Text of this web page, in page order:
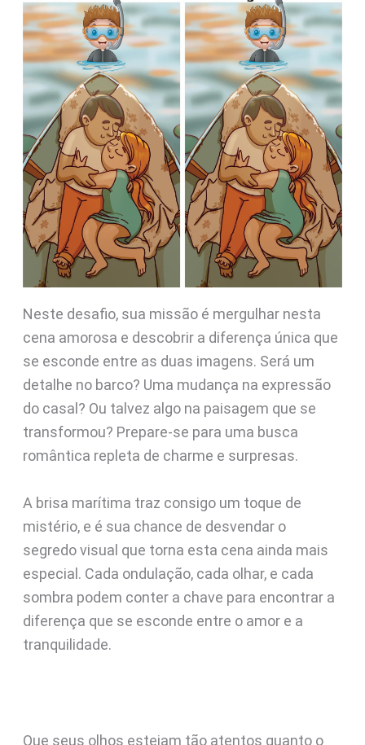
Neste desafio, sua missão é mergulhar nesta
cena amorosa e descobrir a diferença única que
se esconde entre as duas imagens. Será um
detalhe no barco? Uma mudança na expressão
do casal? Ou talvez algo na paisagem que se
transformou? Prepare-se para uma busca
romântica repleta de charme e surpresas.
A brisa marítima traz consigo um toque de
mistério, e é sua chance de desvendar o
segredo visual que torna esta cena ainda mais
especial. Cada ondulação, cada olhar, e cada
sombra podem conter a chave para encontrar a
diferença que se esconde entre o amor e a
tranquilidade.
Que seus olhos estejam tão atentos quanto o